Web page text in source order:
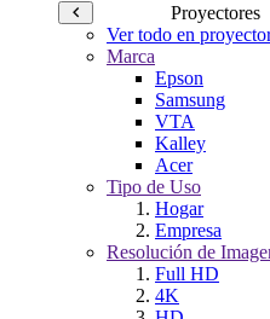
Proyectores
Ver todo en
Marca
Epson
Samsung
VTA
Kalley
Acer
Tipo de Uso
Hogar
Empresa
Resolución de
Full HD
4K